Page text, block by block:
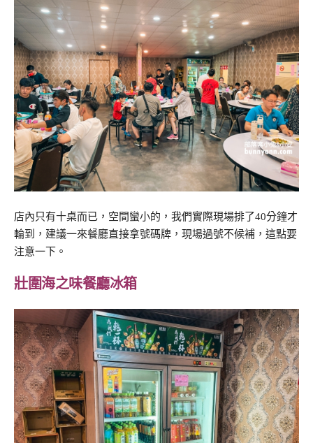
店內只有十桌而已，空間蠻小的，我們實際現場排了40分鐘才
輪到，建議一來餐廳直接拿號碼牌，現場過號不候補，這點要
注意一下。
壯圍海之味餐廳冰箱